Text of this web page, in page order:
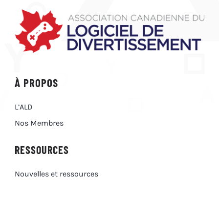
À PROPOS
L’ALD
Nos Membres
RESSOURCES
Nouvelles et ressources